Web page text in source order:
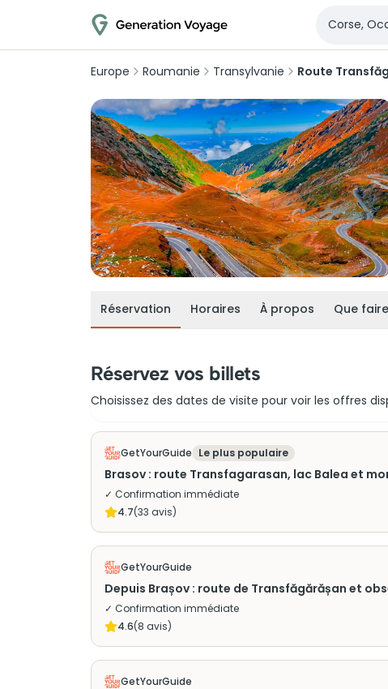
Europe Roumanie Transylvanie Route
Réservation Horaires À propos Que faire
Réservez vos billets
Choisissez des dates de visite pour voir les offres
GetYourGuide Le plus populaire
Brasov : route Transfagarasan, lac Balea et
✓ Confirmation immédiate
4.7(33 avis)
GetYourGuide
Depuis Brașov : route de Transfăgărășan et
✓ Confirmation immédiate
4.6(8 avis)
GetYourGuide